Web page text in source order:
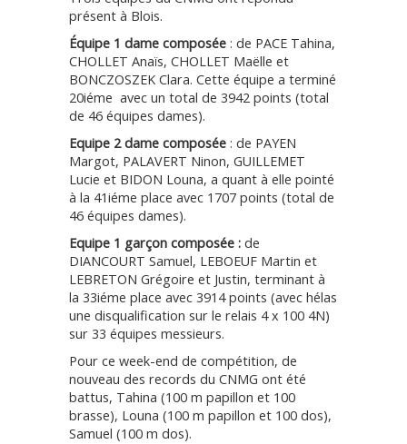
présent à Blois.
Équipe 1 dame composée : de PACE Tahina,
CHOLLET Anaïs, CHOLLET Maëlle et
BONCZOSZEK Clara. Cette équipe a terminé
20iéme avec un total de 3942 points (total
de 46 équipes dames).
Equipe 2 dame composée : de PAYEN
Margot, PALAVERT Ninon, GUILLEMET
Lucie et BIDON Louna, a quant à elle pointé
à la 41iéme place avec 1707 points (total de
46 équipes dames).
Equipe 1 garçon composée : de
DIANCOURT Samuel, LEBOEUF Martin et
LEBRETON Grégoire et Justin, terminant à
la 33iéme place avec 3914 points (avec hélas
une disqualification sur le relais 4 x 100 4N)
sur 33 équipes messieurs.
Pour ce week-end de compétition, de
nouveau des records du CNMG ont été
battus, Tahina (100 m papillon et 100
brasse), Louna (100 m papillon et 100 dos),
Samuel (100 m dos).